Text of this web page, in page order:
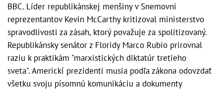
BBC. Líder republikánskej menšiny v Snemovni
reprezentantov Kevin McCarthy kritizoval ministerstvo
spravodlivosti za zásah, ktorý považuje za spolitizovaný.
Republikánsky senátor z Floridy Marco Rubio prirovnal
raziu k praktikám "marxistických diktatúr tretieho
sveta". Americkí prezidenti musia podľa zákona odovzdať
všetku svoju písomnú komunikáciu a dokumenty